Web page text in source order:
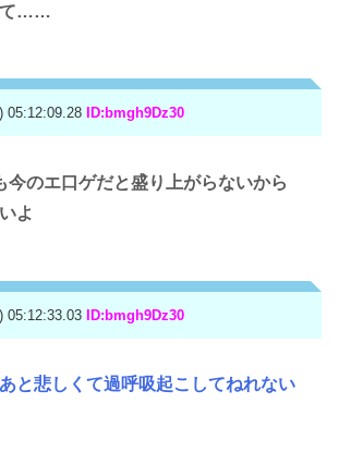
て……
05:12:09.28 ID:bmgh9Dz30
今のエ口ゲだと盛り上がらないから
よ
05:12:33.03 ID:bmgh9Dz30
と悲しくて過呼吸起こしてねれない